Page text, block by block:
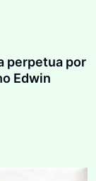
perpetua por
Edwin